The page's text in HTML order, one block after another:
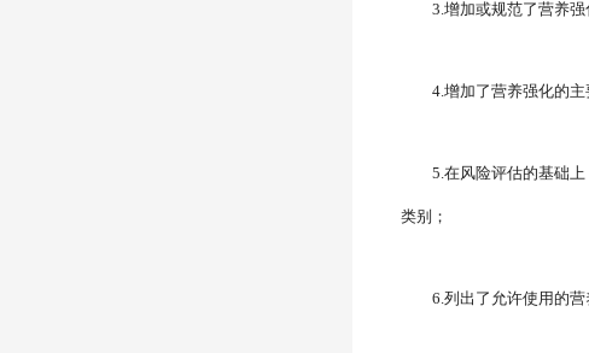
3.增加或规范了营养
4.增加了营养强化的
5.在风险评估的基础
类别；
6.列出了允许使用的